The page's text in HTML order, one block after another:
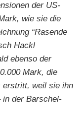
der US-
wie sie die
“Rasende
Hackl
ebenso der
Mark, die
erstritt, weil sie ihn
in der Barschel-